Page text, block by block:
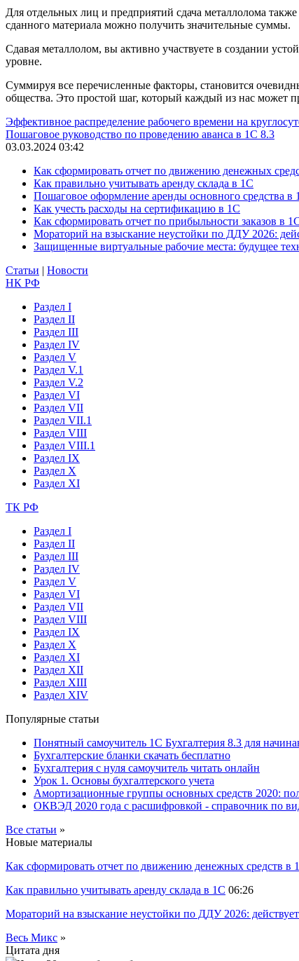
Для отдельных лиц и предприятий сдача металлолома
сданного материала можно получить значительные суммы.
Сдавая металлолом, вы активно участвуете в создании
уровне.
Суммируя все перечисленные факторы, становится
общества. Это простой шаг, который каждый из нас может
Эффективное распределение рабочего времени на
Пошаговое руководство по проведению аванса в 1С 8.3
03.03.2024 03:42
Как сформировать отчет по движению денежных
Как правильно учитывать аренду склада в 1С
Пошаговое оформление аренды основного средства в
Как учесть расходы на сертификацию в 1С
Как сформировать отчет по прибыльности заказов в
Мораторий на взыскание неустойки по ДДУ 2026:
Защищенные виртуальные рабочие места: будущее
Статьи | Новости
НК РФ
Раздел I
Раздел II
Раздел III
Раздел IV
Раздел V
Раздел V.1
Раздел V.2
Раздел VI
Раздел VII
Раздел VII.1
Раздел VIII
Раздел VIII.1
Раздел IX
Раздел X
Раздел XI
ТК РФ
Раздел I
Раздел II
Раздел III
Раздел IV
Раздел V
Раздел VI
Раздел VII
Раздел VIII
Раздел IX
Раздел X
Раздел XI
Раздел XII
Раздел XIII
Раздел XIV
Популярные статьи
Понятный самоучитель 1С Бухгалтерия 8.3 для
Бухгалтерские бланки скачать бесплатно
Бухгалтерия с нуля самоучитель читать онлайн
Урок 1. Основы бухгалтерского учета
Амортизационные группы основных средств 2020:
ОКВЭД 2020 года с расшифровкой - справочник по
Все статьи »
Новые материалы
Как сформировать отчет по движению денежных средств в
Как правильно учитывать аренду склада в 1С 06:26
Мораторий на взыскание неустойки по ДДУ 2026:
Весь Микс »
Цитата дня